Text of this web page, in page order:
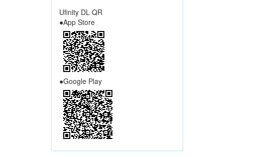
Ufinity DL QR
●App Store
●Google Play